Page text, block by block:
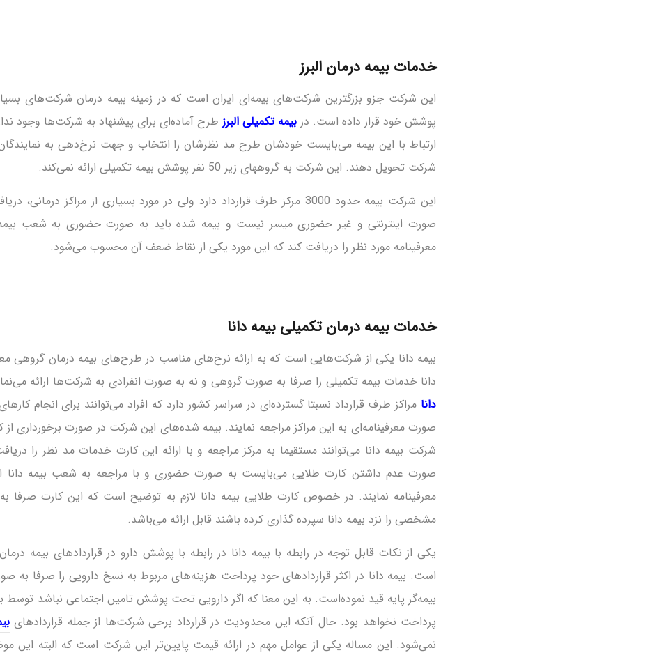
خدمات بیمه درمان البرز
این شرکت جزو بزرگترین شرکت‌های بیمه‌ای ایران است که در زمینه بیمه درمان شرکت‌های
پوشش خود قرار داده است. در بیمه تکمیلی البرزطرح آماده‌ای برای پیشنهاد به شرکت‌ها وجود
ارتباط با این بیمه می‌بایست خودشان طرح مد نظرشان را انتخاب و جهت نرخ‌دهی به
شرکت تحویل دهند. این شرکت به گروههای زیر 50 نفر پوشش بیمه تکمیلی ارائه نمی‌کند.
این شرکت بیمه حدود 3000 مرکز طرف قرارداد دارد ولی در مورد بسیاری از مراکز
صورت اینترنتی و غیر حضوری میسر نیست و بیمه شده باید به صورت حضوری به شعب بیمه
معرفینامه مورد نظر را دریافت کند که این مورد یکی از نقاط ضعف آن محسوب ‌می‌شود.
خدمات بیمه درمان تکمیلی بیمه دانا
بیمه دانا یکی از شرکت‌هایی است که به ارائه نرخ‌های مناسب در طرح‌های بیمه درمان گروهی
دانا خدمات بیمه تکمیلی را صرفا به صورت گروهی و نه به صورت انفرادی به شرکت‌ها ارائه
دانا مراکز طرف قرارداد نسبتا گسترده‌ای در سراسر کشور دارد که افراد می‌توانند برای انجام
صورت معرفینامه‌ای به این مراکز مراجعه نمایند. بیمه شده‌های این شرکت در صورت برخورداری از
شرکت بیمه دانا می‌توانند مستقیما به مرکز مراجعه و با ارائه این کارت خدمات مد نظر را
صورت عدم داشتن کارت طلایی می‌بایست به صورت حضوری و با مراجعه به شعب بیمه دانا
معرفینامه نمایند. در خصوص کارت طلایی بیمه دانا لازم به توضیح است که این کارت صرفا
مشخصی را نزد بیمه دانا سپرده گذاری کرده باشند قابل ارائه می‌باشد.
یکی از نکات قابل توجه در رابطه با بیمه دانا در رابطه با پوشش دارو در قراردادهای بیمه
است. بیمه دانا در اکثر قراردادهای خود پرداخت هزینه‌های مربوط به نسخ دارویی را صرفا به
بیمه‌گر پایه قید نموده‌است. به این معنا که اگر دارویی تحت پوشش تامین اجتماعی نباشد توسط
پرداخت نخواهد بود. حال آنکه این محدودیت در قرارداد برخی شرکت‌ها از جمله قراردادهای
نمی‌شود. این مساله یکی از عوامل مهم در ارائه قیمت پایین‌تر این شرکت است که البته این